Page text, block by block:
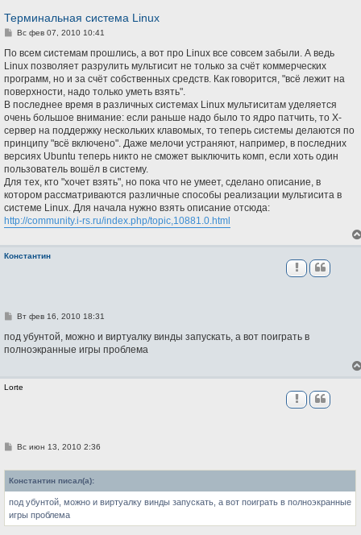
Терминальная система Linux
С
о
щ
е
н
е
Вс фев 07, 2010 10:41
По всем системам прошлись, а вот про Linux все совсем забыли. А ведь
Linux позволяет разрулить мультисит не только за счёт коммерческих
программ, но и за счёт собственных средств. Как говорится, "всё лежит на
поверхности, надо только уметь взять".
В последнее время в различных системах Linux мультиситам уделяется
очень большое внимание: если раньше надо было то ядро патчить, то X-
сервер на поддержку нескольких клавомых, то теперь системы делаются по
принципу "всё включено". Даже мелочи устраняют, например, в последних
версиях Ubuntu теперь никто не сможет выключить комп, если хоть один
пользователь вошёл в систему.
Для тех, кто "хочет взять", но пока что не умеет, сделано описание, в
котором рассматриваются различные способы реализации мультисита в
системе Linux. Для начала нужно взять описание отсюда:
http://community.i-rs.ru/index.php/topic,10881.0.html
Константин
С
о
б
щ
е
Вт фев 16, 2010 18:31
под убунтой, можно и виртуалку винды запускать, а вот поиграть в
полноэкранные игры проблема
Lorte
С
щ
е
н
и
Вс июн 13, 2010 2:36
Константин писал(а):
под убунтой, можно и виртуалку винды запускать, а вот поиграть в полноэкранные
игры проблема